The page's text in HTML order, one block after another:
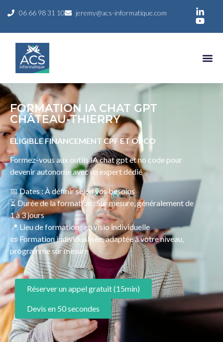
06 66 98 31 10 jeremy@acs-informatique.com
FORMATION IA CHAT GPT
CHÂTEAU-THIERRY
ELIGIBLE FINANCEMENT CPF ET OPCO
Formez-vous aux outils IA chat gpt et no code pour
devenir autonome avec un expert dédié
📅 Dates : À définir selon vos besoins
⏳ Durée de la formation : Sur mesure, généralement de
1 à 3 jours
📍 Lieu de formation : en visio individuelle
📜 Formation individualisée, adaptée à votre niveau,
programme sur mesure
Réserver un appel gratuit (15min)
Devis en 50 secondes